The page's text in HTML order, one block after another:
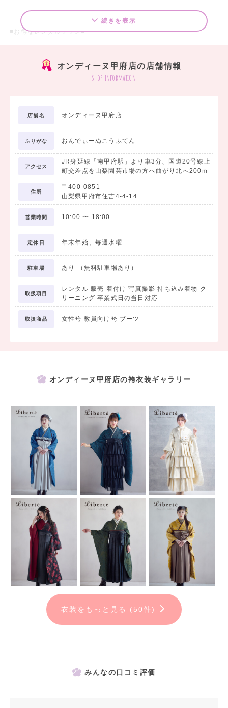
■お得なレンタルプラン■
袴のご着用に必要なものが、まるっと揃ったセットです。
3. 長襦袢
4. 袴下
5. 重衿
6. 巾着
7. 草履
□袴フォトプラン ￥19,800（税込）
・前撮り着付け
・前撮りメイクアップ
・全身カットデータ
＜アルバム作成をご希望の方＞
データだけではなくアルバムも残しておきたい方には
アルバム台紙をご用意しております。ご希望の方は店舗にてお声がけ
ください。
※アルバム作成には別途料金が発生します。
続きを表示
オンディーヌ甲府店の店舗情報
shop information
店舗名 オンディーヌ甲府店
ふりがな おんでぃーぬこうふてん
アクセス
JR身延線「南甲府駅」より車3分、国道20号線上
町交差点を山梨園芸市場の方へ曲がり北へ200ｍ
住所
〒400-0851
山梨県甲府市住吉4-4-14
営業時間 10:00 〜 18:00
定休日 年末年始、毎週水曜
駐車場 あり （無料駐車場あり）
取扱項目
レンタル 販売 着付け 写真撮影 持ち込み着物 ク
リーニング 卒業式日の当日対応
取扱商品 女性袴 教員向け袴 ブーツ
オンディーヌ甲府店の袴衣装ギャラリー
衣装をもっと見る (50件)
みんなの口コミ評価